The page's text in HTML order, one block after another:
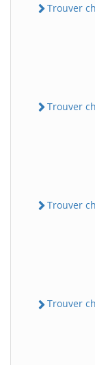
Trouver
Trouver
Trouver
Trouver